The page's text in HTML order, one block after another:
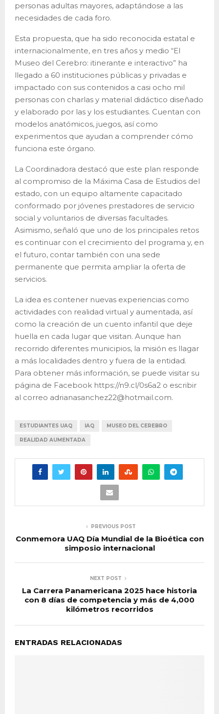
personas adultas mayores, adaptándose a las
necesidades de cada foro.
Esta propuesta, que ha sido reconocida estatal e
internacionalmente, en tres años y medio “El
Museo del Cerebro: itinerante e interactivo” ha
llegado a 60 instituciones públicas y privadas e
impactado con sus contenidos a casi ocho mil
personas con charlas y material didáctico diseñado
y elaborado por las y los estudiantes. Cuentan con
modelos anatómicos, juegos, así como
experimentos que ayudan a comprender cómo
funciona este órgano.
La Coordinadora destacó que este plan responde
al compromiso de la Máxima Casa de Estudios del
estado, con un equipo altamente capacitado
conformado por jóvenes prestadores de servicio
social y voluntarios de diversas facultades.
Asimismo, señaló que uno de los principales retos
es continuar con el crecimiento del programa y, en
el futuro, contar también con una sede
permanente que permita ampliar la oferta de
servicios.
La idea es contener nuevas experiencias como
actividades con realidad virtual y aumentada, así
como la creación de un cuento infantil que deje
huella en cada lugar que visitan. Aunque han
recorrido diferentes municipios, la misión es llagar
a más localidades dentro y fuera de la entidad.
Para obtener más información, se puede visitar su
página de Facebook https://n9.cl/0s6a2 o escribir
al correo adrianasanchez22@hotmail.com.
ESTUDIANTES UAQ IAQ MUSEO DEL CEREBRO
REALIDAD AUMENTADA
PREVIOUS POST
Conmemora UAQ Día Mundial de la Bioética con
simposio internacional
NEXT POST
La Carrera Panamericana 2025 hace historia
con 8 días de competencia y más de 4,000
kilómetros recorridos
ENTRADAS RELACIONADAS